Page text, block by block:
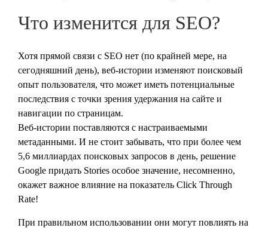
Что изменится для SEO?
Хотя прямой связи с SEO нет (по крайней мере, на
сегодняшний день), веб-истории изменяют поисковый
опыт пользователя, что может иметь потенциальные
последствия с точки зрения удержания на сайте и
навигации по страницам.
Веб-истории поставляются с настраиваемыми
метаданными. И не стоит забывать, что при более чем
5,6 миллиардах поисковых запросов в день, решение
Google придать Stories особое значение, несомненно,
окажет важное влияние на показатель Click Through
Rate!
При правильном использовании они могут повлиять на